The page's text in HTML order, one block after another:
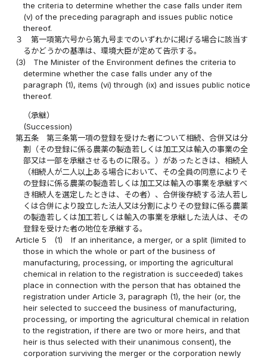
the criteria to determine whether the case falls under item
(v) of the preceding paragraph and issues public notice
thereof.
３
第一項第六号から第九号までのいずれかに掲げる場合に該当す
るかどうかの基準は、環境大臣が定めて告示する。
(3)
The Minister of the Environment defines the criteria to
determine whether the case falls under any of the
paragraph (1), items (vi) through (ix) and issues public notice
thereof.
（承継）
(Succession)
第五条
第三条第一項の登録を受けた者について相続、合併又は分
割（その登録に係る農薬の製造若しくは加工又は輸入の事業の全
部又は一部を承継させるものに限る。）があったときは、相続人
（相続人が二人以上ある場合において、その全員の同意によりそ
の登録に係る農薬の製造若しくは加工又は輸入の事業を承継すべ
き相続人を選定したときは、その者）、合併後存続する法人若し
くは合併により設立した法人又は分割によりその登録に係る農薬
の製造若しくは加工若しくは輸入の事業を承継した法人は、その
登録を受けた者の地位を承継する。
Article 5
(1)
If an inheritance, a merger, or a split (limited to
those in which the whole or part of the business of
manufacturing, processing, or importing the agricultural
chemical in relation to the registration is succeeded) takes
place in connection with the person that has obtained the
registration under Article 3, paragraph (1), the heir (or, the
heir selected to succeed the business of manufacturing,
processing, or importing the agricultural chemical in relation
to the registration, if there are two or more heirs, and that
heir is thus selected with their unanimous consent), the
corporation surviving the merger or the corporation newly